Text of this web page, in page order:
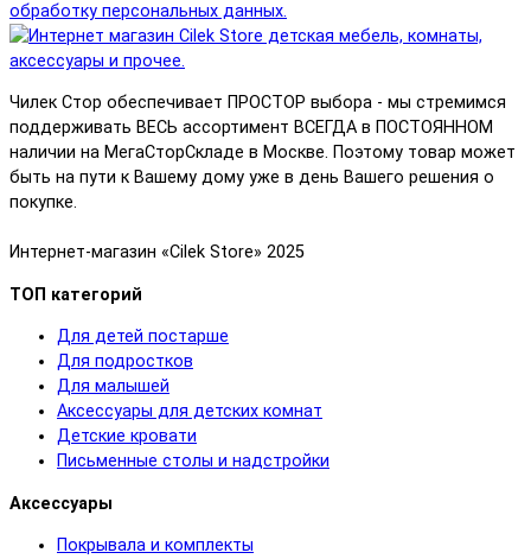
обработку персональных данных.
Чилек Стор обеспечивает ПРОСТОР выбора - мы стремимся
поддерживать ВЕСЬ ассортимент ВСЕГДА в ПОСТОЯННОМ
наличии на МегаСторСкладе в Москве. Поэтому товар может
быть на пути к Вашему дому уже в день Вашего решения о
покупке.
Интернет-магазин «Cilek Store» 2025
ТОП категорий
Для детей постарше
Для подростков
Для малышей
Аксессуары для детских комнат
Детские кровати
Письменные столы и надстройки
Аксессуары
Покрывала и комплекты